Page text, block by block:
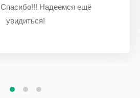
Спасибо!!! Надеемся ещё
увидиться!